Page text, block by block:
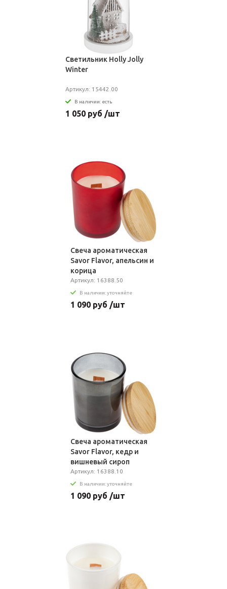
Светильник Holly Jolly
Winter
Артикул: 15442.00
В наличии: есть
1 050 руб /шт
Свеча ароматическая
Savor Flavor, апельсин и
корица
Артикул: 16388.50
В наличии: уточняйте
1 090 руб /шт
Свеча ароматическая
Savor Flavor, кедр и
вишневый сироп
Артикул: 16388.10
В наличии: уточняйте
1 090 руб /шт